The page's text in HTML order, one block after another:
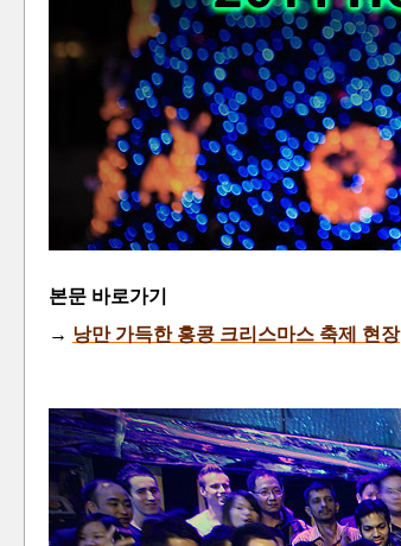
본문 바로가기
→ 낭만 가득한홍콩 크리스마스 축제 현장